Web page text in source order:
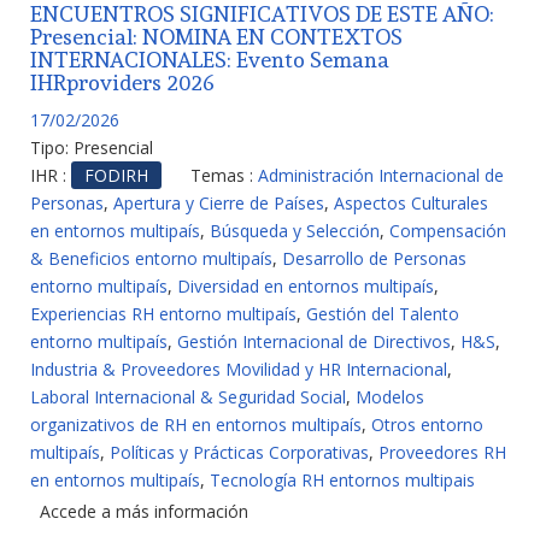
ENCUENTROS SIGNIFICATIVOS DE ESTE AÑO:
Presencial: NOMINA EN CONTEXTOS
INTERNACIONALES: Evento Semana
IHRproviders 2026
17/02/2026
Tipo: Presencial
IHR :
FODIRH Temas : Administración Internacional de
Personas, Apertura y Cierre de Países, Aspectos Culturales
en entornos multipaís, Búsqueda y Selección, Compensación
& Beneficios entorno multipaís, Desarrollo de Personas
entorno multipaís, Diversidad en entornos multipaís,
Experiencias RH entorno multipaís, Gestión del Talento
entorno multipaís, Gestión Internacional de Directivos, H&S,
Industria & Proveedores Movilidad y HR Internacional,
Laboral Internacional & Seguridad Social, Modelos
organizativos de RH en entornos multipaís, Otros entorno
multipaís, Políticas y Prácticas Corporativas, Proveedores RH
en entornos multipaís, Tecnología RH entornos multipais
Accede a más información